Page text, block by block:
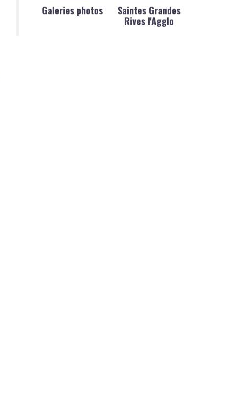
Galeries photos
Saintes Grandes
Rives l'Agglo